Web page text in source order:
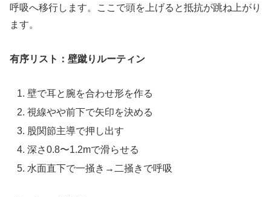
呼吸へ移行します。ここで頭を上げると抵抗が跳ね上がり
ます。
有序リスト：壁蹴りルーティン
壁で耳と腕を合わせ形を作る
視線やや前下で矢印を決める
股関節主導で押し出す
深さ0.8〜1.2mで滑らせる
水面直下で一掻き→二掻きで呼吸